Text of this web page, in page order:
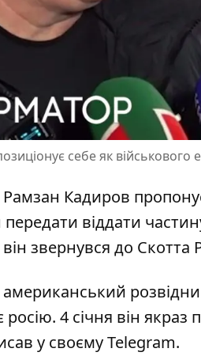
себе як
Рамзан Кадиров
передати віддати
звернувся до Скотта
4 січня він якраз
у своєму Telegram.